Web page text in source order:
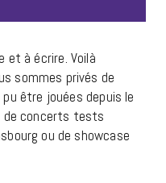
et à écrire. Voilà
sommes privés de
être jouées depuis le
de concerts tests
ou de showcase